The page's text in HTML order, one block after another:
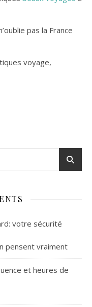
pas la France
voyage,
votre sécurité
pensent vraiment
et heures de